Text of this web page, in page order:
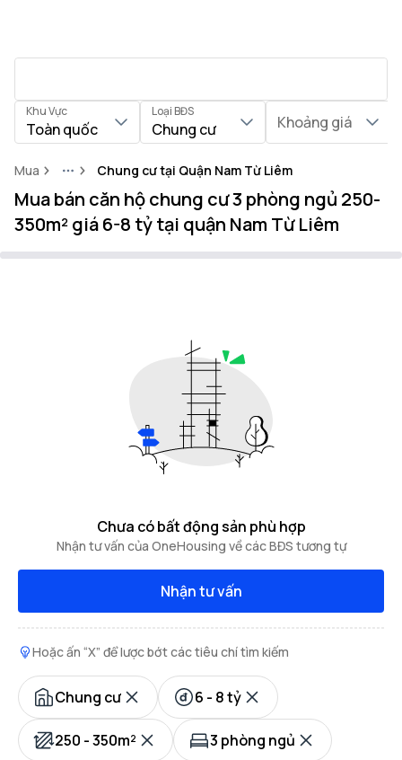
Khu Vực
Toàn quốc
Loại BĐS
Chung cư Khoảng giá
Mua MoreChung cư tại Quận Nam Từ Liêm
Mua bán căn hộ chung cư 3 phòng ngủ 250-
350m² giá 6-8 tỷ tại quận Nam Từ Liêm
Chưa có bất động sản phù hợp
Nhận tư vấn của OneHousing về các BĐS tương tự
Nhận tư vấn
Hoặc ấn “X” để lược bớt các tiêu chí tìm kiếm
Chung cư 6 - 8 tỷ
250 - 350m² 3 phòng ngủ